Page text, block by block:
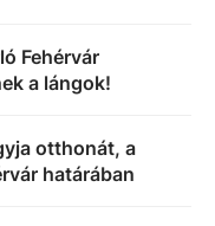
Fehérvár
a lángok!
otthonát, a
határában